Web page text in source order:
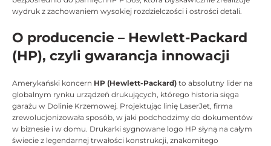
wydruk z zachowaniem wysokiej rozdzielczości i ostrości detali.
O producencie – Hewlett-Packard
(HP), czyli gwarancja innowacji
Amerykański koncern HP (Hewlett-Packard) to absolutny lider na
globalnym rynku urządzeń drukujących, którego historia sięga
garażu w Dolinie Krzemowej. Projektując linię LaserJet, firma
zrewolucjonizowała sposób, w jaki podchodzimy do dokumentów
w biznesie i w domu. Drukarki sygnowane logo HP słyną na całym
świecie z legendarnej trwałości konstrukcji, znakomitego